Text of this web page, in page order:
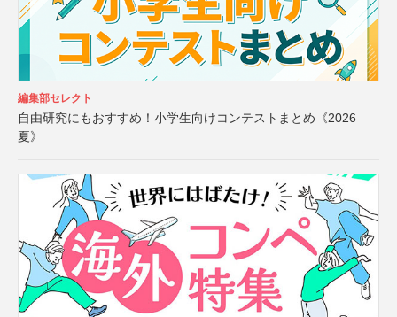
編集部セレクト
自由研究にもおすすめ！小学生向けコンテストまとめ《2026
夏》